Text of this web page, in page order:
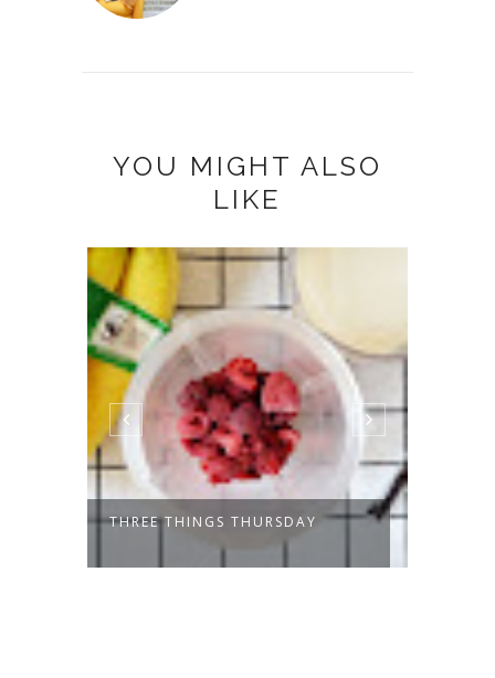
YOU MIGHT ALSO
LIKE
THREE THINGS THURSDAY